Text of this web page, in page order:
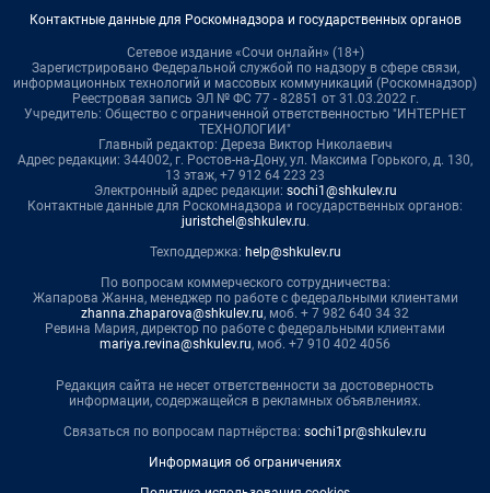
Контактные данные для Роскомнадзора и государственных органов
Сетевое издание «Сочи онлайн» (18+)
Зарегистрировано Федеральной службой по надзору в сфере связи,
информационных технологий и массовых коммуникаций (Роскомнадзор)
Реестровая запись ЭЛ № ФС 77 - 82851 от 31.03.2022 г.
Учредитель: Общество с ограниченной ответственностью "ИНТЕРНЕТ
ТЕХНОЛОГИИ"
Главный редактор: Дереза Виктор Николаевич
Адрес редакции: 344002, г. Ростов-на-Дону, ул. Максима Горького, д. 130,
13 этаж, +7 912 64 223 23
Электронный адрес редакции: sochi1@shkulev.ru
Контактные данные для Роскомнадзора и государственных органов:
juristchel@shkulev.ru.
Техподдержка: help@shkulev.ru
По вопросам коммерческого сотрудничества:
Жапарова Жанна, менеджер по работе с федеральными клиентами
zhanna.zhaparova@shkulev.ru, моб. + 7 982 640 34 32
Ревина Мария, директор по работе с федеральными клиентами
mariya.revina@shkulev.ru, моб. +7 910 402 4056
Редакция сайта не несет ответственности за достоверность
информации, содержащейся в рекламных объявлениях.
Связаться по вопросам партнёрства: sochi1pr@shkulev.ru
Информация об ограничениях